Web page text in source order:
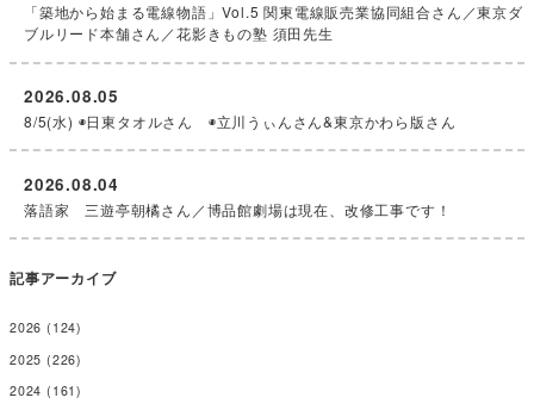
「築地から始まる電線物語」Vol.5 関東電線販売業協同組合さん／東京ダ
ブルリード本舗さん／花影きもの塾 須田先生
8/5(水) ◉日東タオルさん ◉立川うぃんさん&東京かわら版さん
2026.08.05
落語家 三遊亭朝橘さん／博品館劇場は現在、改修工事です！
2026.08.04
記事アーカイブ
2026 (124)
2025 (226)
2024 (161)